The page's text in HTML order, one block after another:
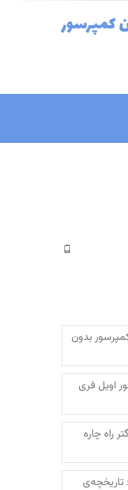
کمپرسور
بدون
اویل فری
راه چاره
تاریخچه‌ی